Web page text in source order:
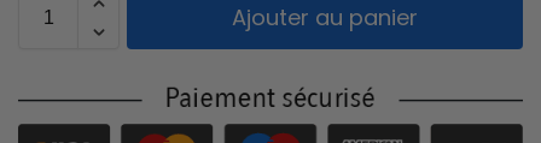
Ajouter au panier